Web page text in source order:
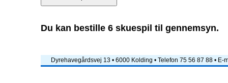
Du kan bestille 6 skuespil til gennemsyn.
Dyrehavegårdsvej 13 • 6000 Kolding • Telefon 75 56 87 88 • E-